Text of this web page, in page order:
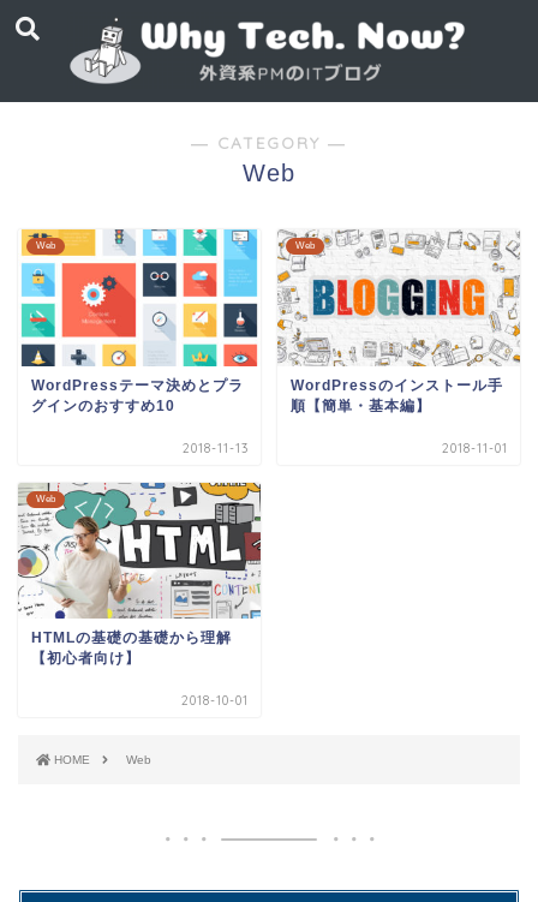
― CATEGORY ―
Web
Web
WordPressテーマ決めとプラ
グインのおすすめ10
2018-11-13
Web
WordPressのインストール手
順【簡単・基本編】
2018-11-01
Web
HTMLの基礎の基礎から理解
【初心者向け】
2018-10-01
HOME Web